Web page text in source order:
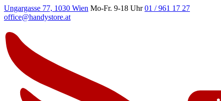
Ungargasse 77, 1030 Wien Mo-Fr. 9-18 Uhr 01 / 961 17 27
office@handystore.at